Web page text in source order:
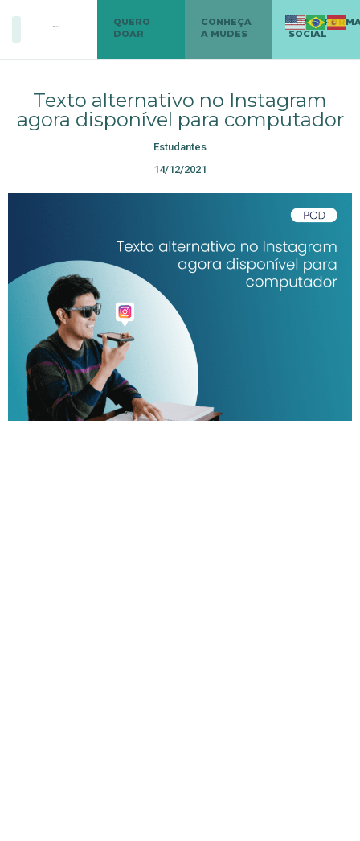
QUERO
DOAR
CONHEÇA
A MUDES
SOCIAL
Texto alternativo no Instagram
agora disponível para computador
Estudantes
14/12/2021